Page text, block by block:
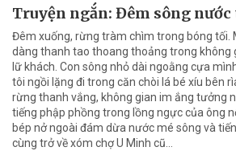
Truyện ngắn: Đêm sông
Đêm xuống, rừng tràm chìm trong bóng tối.
dàng thanh tao thoang thoảng trong không
lữ khách. Con sông nhỏ dài ngoằng cựa
tôi ngồi lặng đi trong căn chòi lá bé xíu bên
rừng thanh vắng, không gian im ắng tưởng
tiếng phập phồng trong lồng ngực của ông
bép nở ngoài đám dừa nước mé sông và
cùng trở về xóm chợ U Minh cũ…